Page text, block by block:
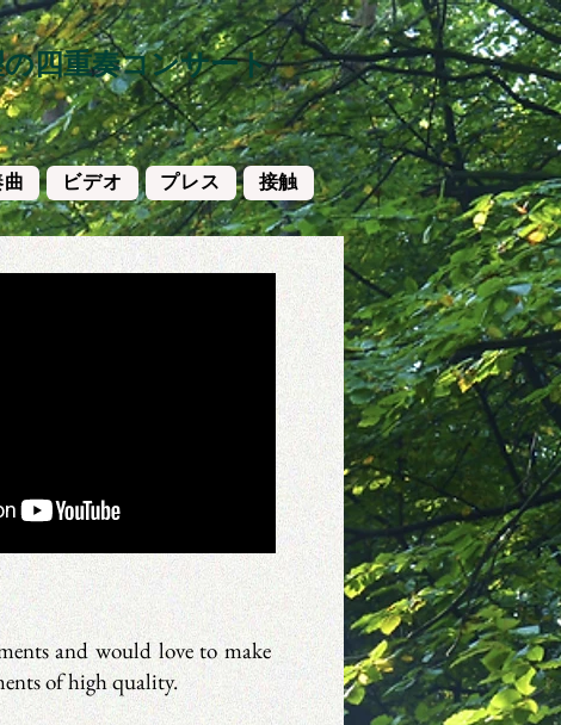
四重奏コンサート
ビデオ プレス 接触
and would love to make
of high quality.